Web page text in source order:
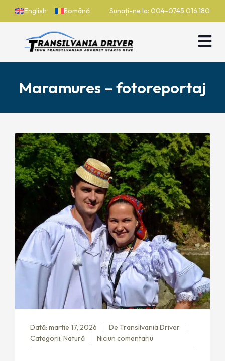
English Română Sunați-ne la: 004-0745.016.180
Maramures – fotoreportaj
Dată: martie 17, 2026 De Transilvania Driver
Categorii: Natură Niciun comentariu